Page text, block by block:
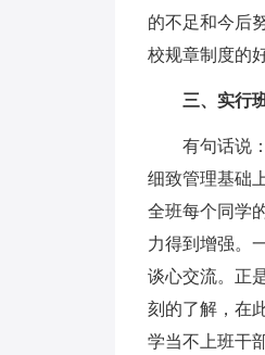
的不足和今后
校规章制度的
三、实行班
有句话说：”
细致管理基础
全班每个同学
力得到增强。
谈心交流。正
刻的了解，在
学当不上班干